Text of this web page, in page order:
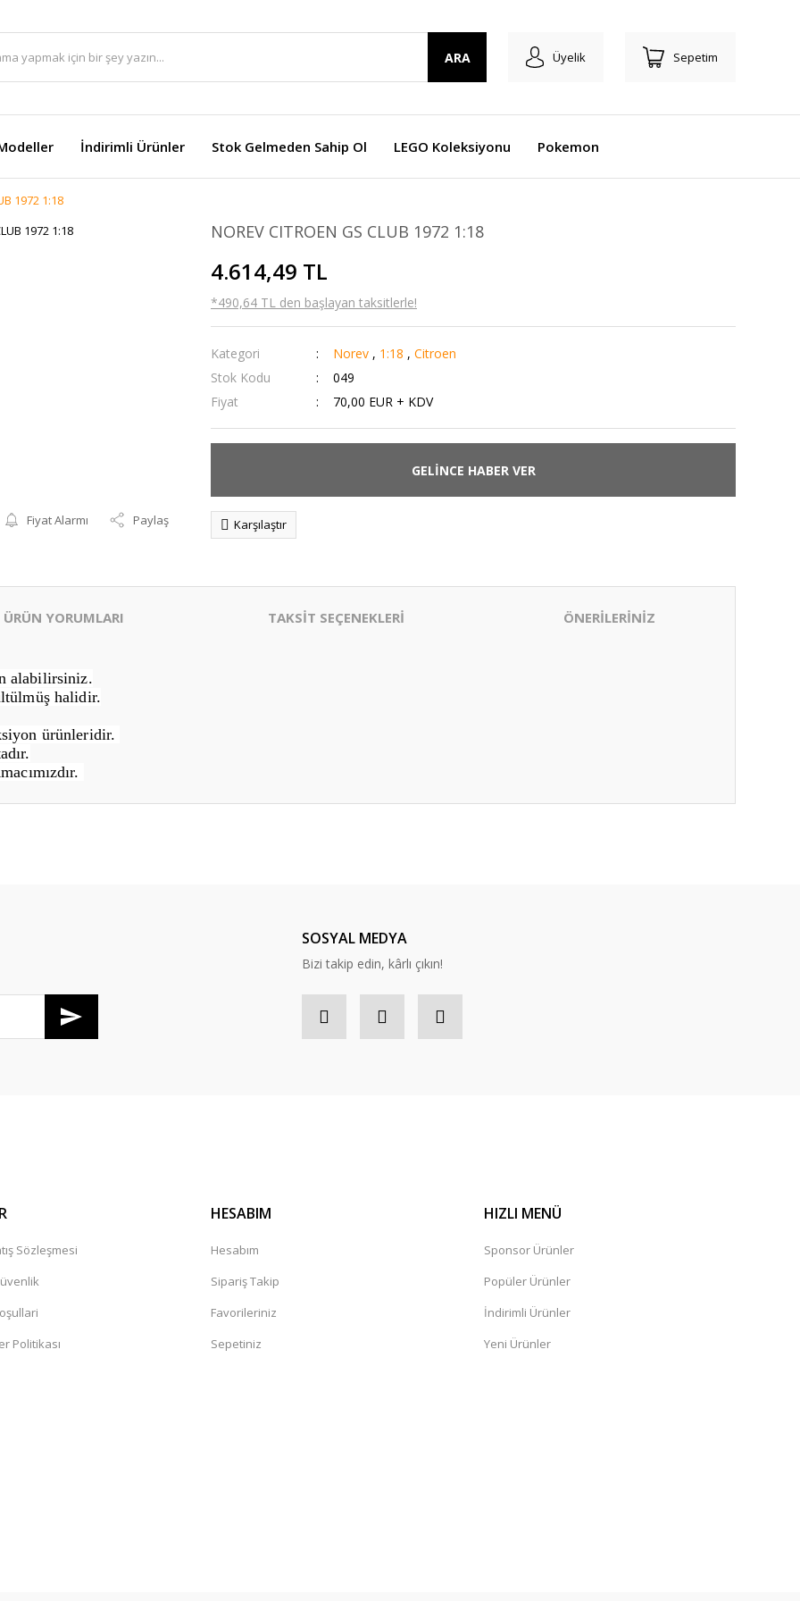
ARA Üyelik Sepetim
İndirimli Ürünler Stok Gelmeden Sahip Ol LEGO Koleksiyonu Pokemon
1972 1:18
Fiyat Alarmı Paylaş
NOREV CITROEN GS CLUB 1972 1:18
4.614,49 TL
*490,64 TL den başlayan taksitlerle!
Kategori Norev , 1:18 , Citroen
Stok Kodu
049
Fiyat
70,00 EUR + KDV
GELİNCE HABER VER
Karşılaştır
ÜRÜN YORUMLARI TAKSİT SEÇENEKLERİ ÖNERİLERİNİZ
alabilirsiniz.
halidir.
ürünleridir.
SOSYAL MEDYA
Bizi takip edin, kârlı çıkın!
Sözleşmesi
Politikası
HESABIM
Hesabım
Sipariş Takip
Favorileriniz
Sepetiniz
HIZLI MENÜ
Sponsor Ürünler
Popüler Ürünler
İndirimli Ürünler
Yeni Ürünler